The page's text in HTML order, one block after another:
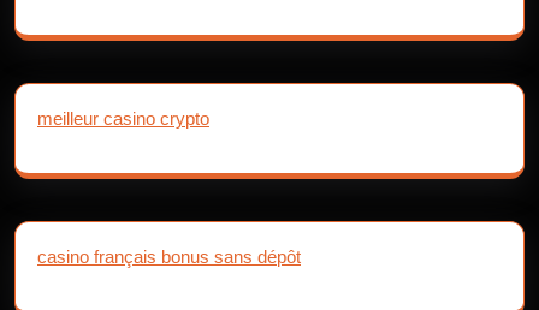
meilleur casino crypto
casino français bonus sans dépôt